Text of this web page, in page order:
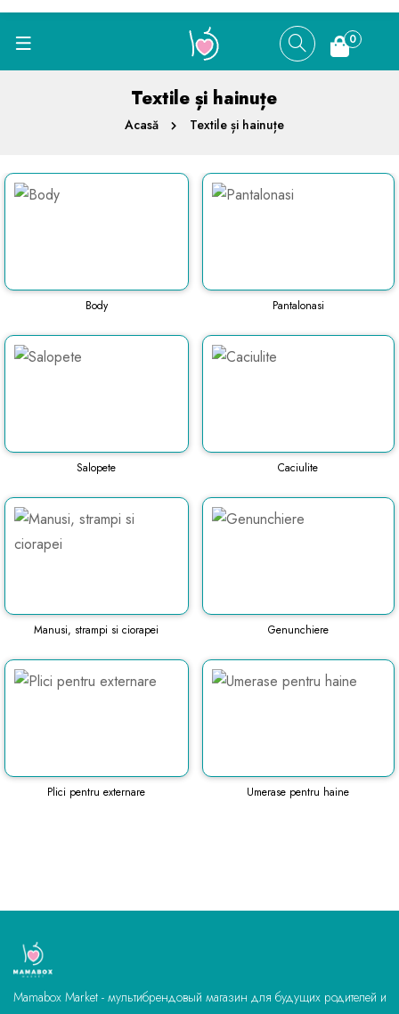
0
Textile și hainuțe
Acasă Textile și hainuțe
Body Pantalonasi
Salopete Caciulite
Manusi, strampi si ciorapei Genunchiere
Plici pentru externare Umerase pentru haine
Mamabox Market - мультибрендовый магазин для будущих родителей и